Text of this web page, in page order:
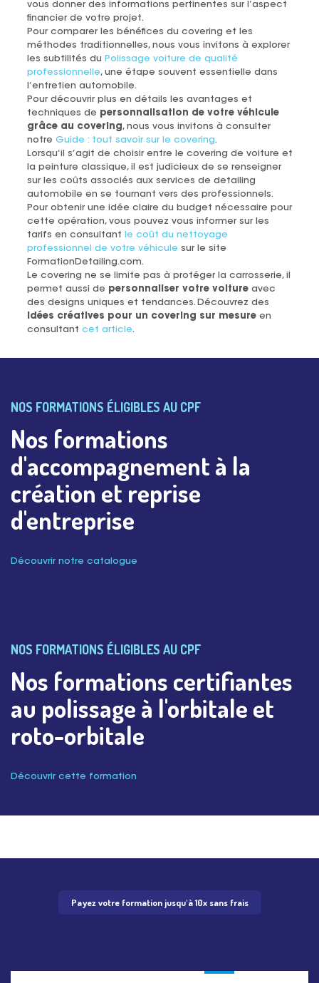
vous donner des informations pertinentes sur l’aspect
financier de votre projet.
Pour comparer les bénéfices du covering et les
méthodes traditionnelles, nous vous invitons à explorer
les subtilités du Polissage voiture de qualité
professionnelle, une étape souvent essentielle dans
l’entretien automobile.
Pour découvrir plus en détails les avantages et
techniques de personnalisation de votre véhicule
grâce au covering, nous vous invitons à consulter
notre Guide : tout savoir sur le covering.
Lorsqu’il s’agit de choisir entre le covering de voiture et
la peinture classique, il est judicieux de se renseigner
sur les coûts associés aux services de detailing
automobile en se tournant vers des professionnels.
Pour obtenir une idée claire du budget nécessaire pour
cette opération, vous pouvez vous informer sur les
tarifs en consultant
le coût du nettoyage
professionnel de votre véhicule sur le site
FormationDetailing.com.
Le covering ne se limite pas à protéger la carrosserie, il
permet aussi de personnaliser votre voitureavec
des designs uniques et tendances. Découvrez des
idées créatives pour un covering sur mesureen
consultant cet article.
NOS FORMATIONS ÉLIGIBLES AU CPF
Nos formations
d'accompagnement à la
création et reprise
d'entreprise
Découvrir notre catalogue
NOS FORMATIONS ÉLIGIBLES AU CPF
Nos formations certifiantes
au polissage à l'orbitale et
roto-orbitale
Découvrir cette formation
Payez votre formation jusqu'à 10x sans frais